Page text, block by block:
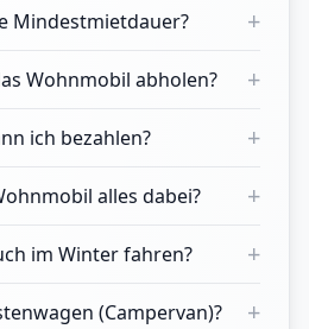
Mindestmietdauer? +
Wohnmobil abholen? +
ich bezahlen? +
alles dabei? +
im Winter fahren? +
(Campervan)? +